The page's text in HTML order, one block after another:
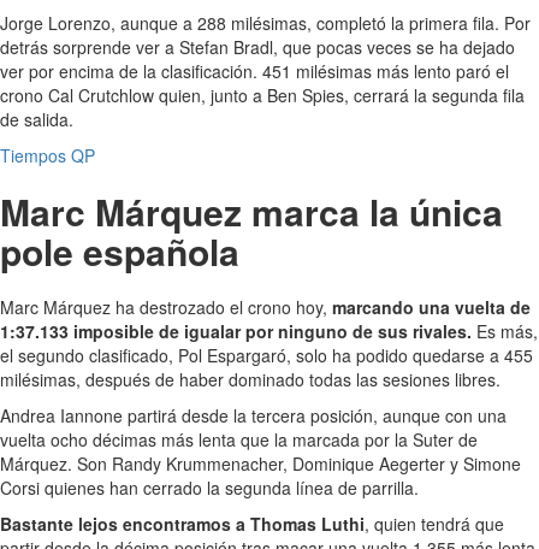
Jorge Lorenzo, aunque a 288 milésimas, completó la primera fila. Por
detrás sorprende ver a Stefan Bradl, que pocas veces se ha dejado
ver por encima de la clasificación. 451 milésimas más lento paró el
crono Cal Crutchlow quien, junto a Ben Spies, cerrará la segunda fila
de salida.
Tiempos QP
Marc Márquez marca la única
pole española
Marc Márquez ha destrozado el crono hoy, marcando una vuelta de
1:37.133 imposible de igualar por ninguno de sus rivales. Es más,
el segundo clasificado, Pol Espargaró, solo ha podido quedarse a 455
milésimas, después de haber dominado todas las sesiones libres.
Andrea Iannone partirá desde la tercera posición, aunque con una
vuelta ocho décimas más lenta que la marcada por la Suter de
Márquez. Son Randy Krummenacher, Dominique Aegerter y Simone
Corsi quienes han cerrado la segunda línea de parrilla.
Bastante lejos encontramos a Thomas Luthi, quien tendrá que